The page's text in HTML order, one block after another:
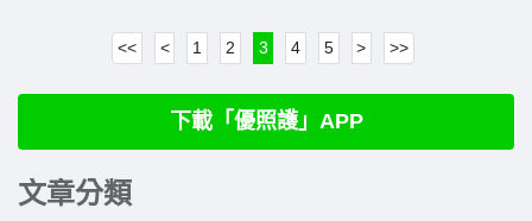
<< < 1 2 3 4 5 > >>
下載「優照護」APP
文章分類